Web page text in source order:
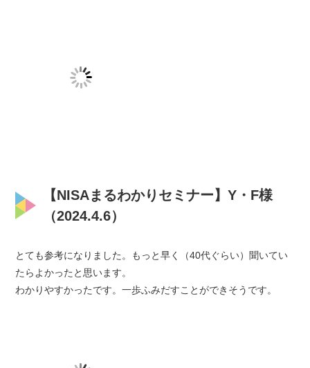
【NISAまるわかりセミナー】Y・F様
（2024.4.6）
とても参考になりました。もっと早く（40代ぐらい）聞いてい
たらよかったと思います。
わかりやすかったです。一歩ふみだすことができそうです。